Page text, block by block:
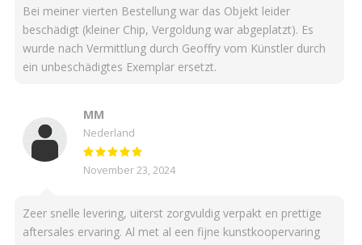
Bei meiner vierten Bestellung war das Objekt leider
beschädigt (kleiner Chip, Vergoldung war abgeplatzt). Es
wurde nach Vermittlung durch Geoffry vom Künstler durch
ein unbeschädigtes Exemplar ersetzt.
MM
Nederland
November 23, 2024
Zeer snelle levering, uiterst zorgvuldig verpakt en prettige
aftersales ervaring. Al met al een fijne kunstkoopervaring